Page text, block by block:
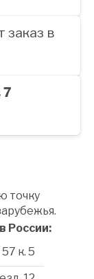
в
7
точку
России:
к. 5